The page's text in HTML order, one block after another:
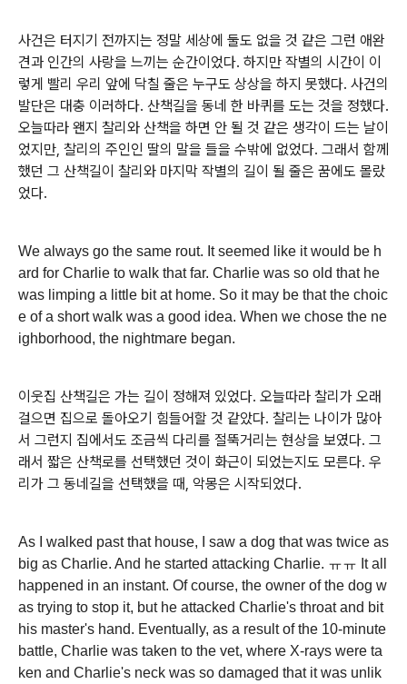
사건은 터지기 전까지는 정말 세상에 둘도 없을 것 같은 그런 애완
견과 인간의 사랑을 느끼는 순간이었다. 하지만 작별의 시간이 이
렇게 빨리 우리 앞에 닥칠 줄은 누구도 상상을 하지 못했다. 사건의
발단은 대충 이러하다. 산책길을 동네 한 바퀴를 도는 것을 정했다.
오늘따라 왠지 찰리와 산책을 하면 안 될 것 같은 생각이 드는 날이
었지만, 찰리의 주인인 딸의 말을 들을 수밖에 없었다. 그래서 함께
했던 그 산책길이 찰리와 마지막 작별의 길이 될 줄은 꿈에도 몰랐
었다.
We always go the same rout. It seemed like it would be h
ard for Charlie to walk that far. Charlie was so old that he
was limping a little bit at home. So it may be that the choic
e of a short walk was a good idea. When we chose the ne
ighborhood, the nightmare began.
이웃집 산책길은 가는 길이 정해져 있었다. 오늘따라 찰리가 오래
걸으면 집으로 돌아오기 힘들어할 것 같았다. 찰리는 나이가 많아
서 그런지 집에서도 조금씩 다리를 절뚝거리는 현상을 보였다. 그
래서 짧은 산책로를 선택했던 것이 화근이 되었는지도 모른다. 우
리가 그 동네길을 선택했을 때, 악몽은 시작되었다.
As I walked past that house, I saw a dog that was twice as
big as Charlie. And he started attacking Charlie. ㅠㅠ It all
happened in an instant. Of course, the owner of the dog w
as trying to stop it, but he attacked Charlie's throat and bit
his master's hand. Eventually, as a result of the 10-minute
battle, Charlie was taken to the vet, where X-rays were ta
ken and Charlie's neck was so damaged that it was unlik